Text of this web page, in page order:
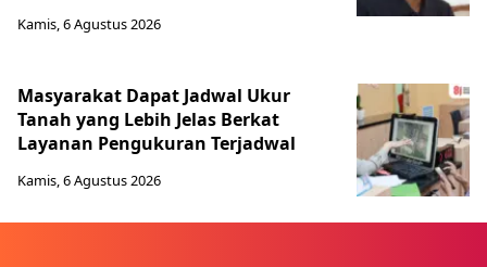
Kamis, 6 Agustus 2026
Masyarakat Dapat Jadwal Ukur
Tanah yang Lebih Jelas Berkat
Layanan Pengukuran Terjadwal
Kamis, 6 Agustus 2026